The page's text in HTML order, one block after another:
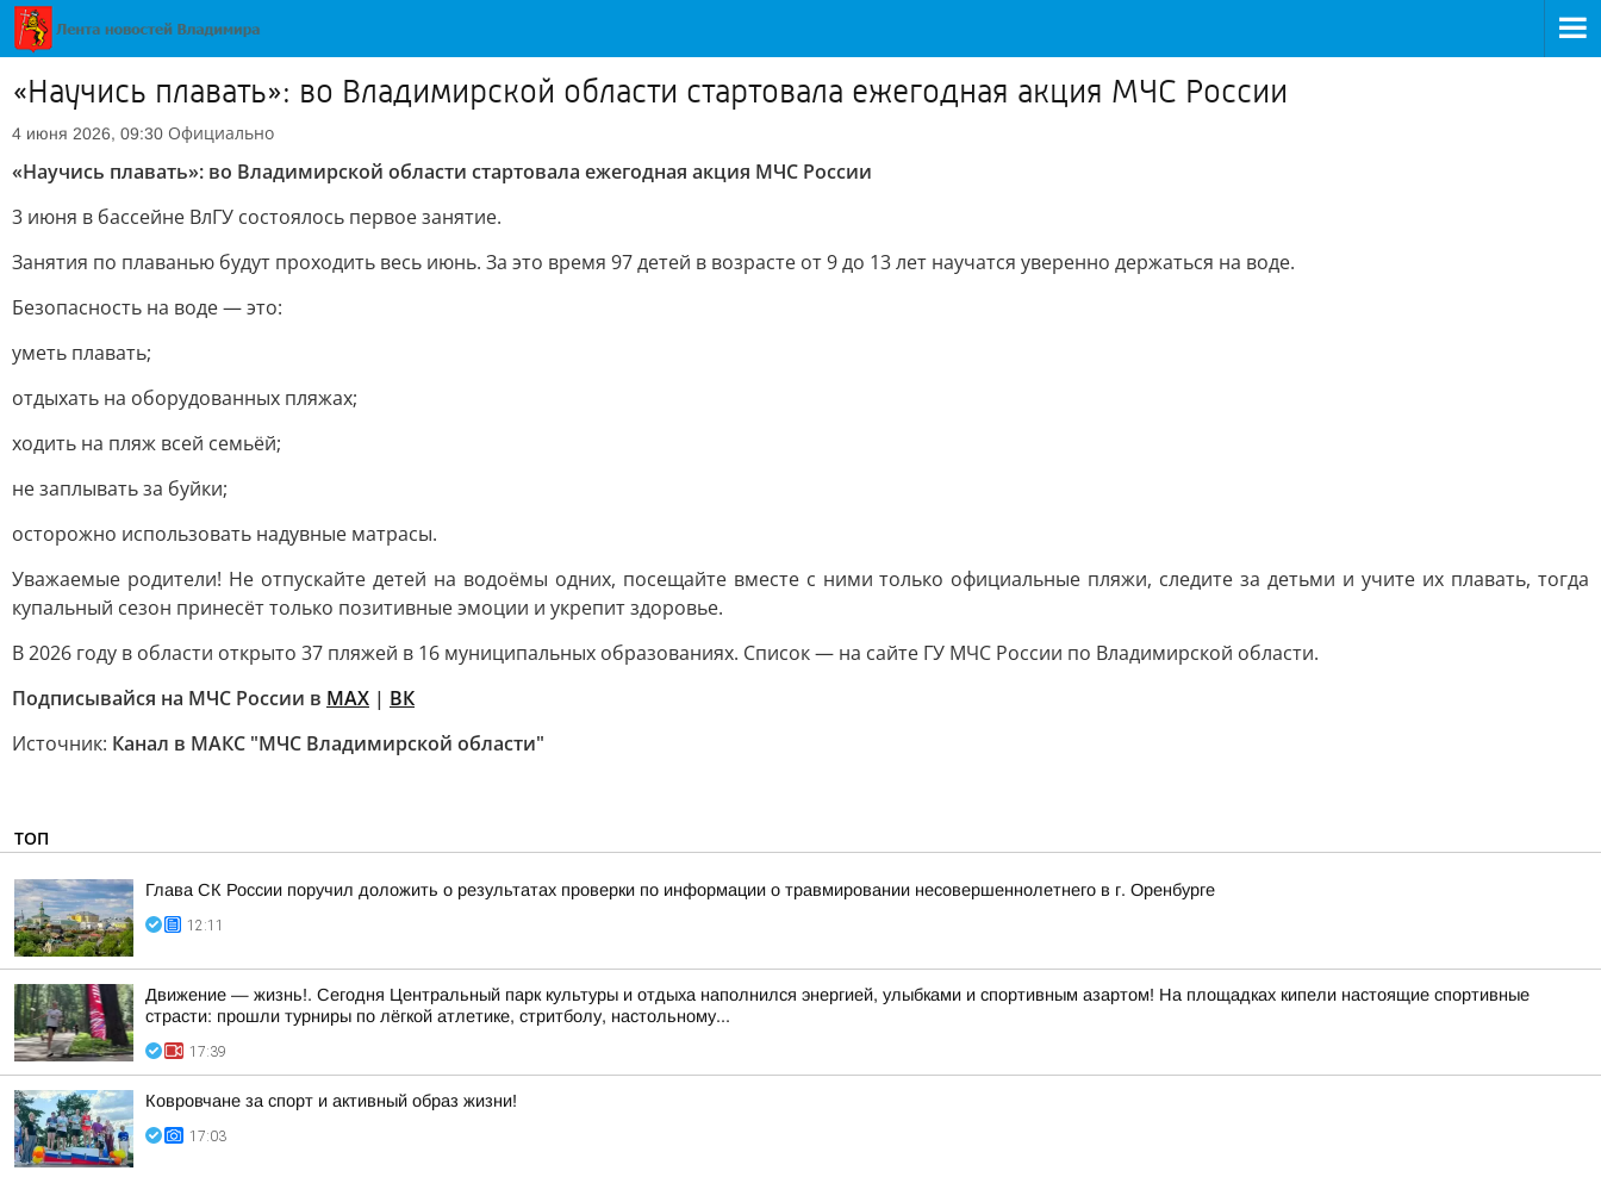
«Научись плавать»: во Владимирской области стартовала ежегодная акция МЧС России
4 июня 2026, 09:30 Официально
«Научись плавать»: во Владимирской области стартовала ежегодная акция МЧС России
3 июня в бассейне ВлГУ состоялось первое занятие.
Занятия по плаванью будут проходить весь июнь. За это время 97 детей в возрасте от 9 до 13 лет научатся уверенно держаться на воде.
Безопасность на воде — это:
уметь плавать;
отдыхать на оборудованных пляжах;
ходить на пляж всей семьёй;
не заплывать за буйки;
осторожно использовать надувные матрасы.
Уважаемые родители! Не отпускайте детей на водоёмы одних, посещайте вместе с ними только официальные пляжи, следите за детьми и учите их плавать, тогда
купальный сезон принесёт только позитивные эмоции и укрепит здоровье.
В 2026 году в области открыто 37 пляжей в 16 муниципальных образованиях. Список — на сайте ГУ МЧС России по Владимирской области.
Подписывайся на МЧС России в MAX | ВК
Источник: Канал в МАКС "МЧС Владимирской области"
ТОП
Глава СК России поручил доложить о результатах проверки по информации о травмировании несовершеннолетнего в г. Оренбурге
12:11
Движение — жизнь!. Сегодня Центральный парк культуры и отдыха наполнился энергией, улыбками и спортивным азартом! На площадках кипели настоящие спортивные
страсти: прошли турниры по лёгкой атлетике, стритболу, настольному...
17:39
Ковровчане за спорт и активный образ жизни!
17:03